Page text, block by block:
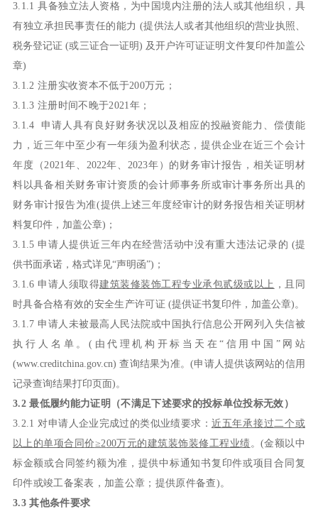
3.1.1 具备独立法人资格，为中国境内注册的法人或其他组织，具
有独立承担民事责任的能力 (提供法人或者其他组织的营业执照、
税务登记证 (或三证合一证明) 及开户许可证证明文件复印件加盖公
章)
3.1.2 注册实收资本不低于200万元；
3.1.3 注册时间不晚于2021年；
3.1.4 申请人具有良好财务状况以及相应的投融资能力、偿债能
力，近三年中至少有一年须为盈利状态，提供企业在近三个会计
年度（2021年、 2022年、2023年）的财务审计报告，相关证明材
料以具备相关财务审计资质的会计师事务所或审计事务所出具的
财务审计报告为准(提供上述三年度经审计的财务报告相关证明材
料复印件，加盖公章)；
3.1.5 申请人提供近三年内在经营活动中没有重大违法记录的 (提
供书面承诺，格式详见“声明函”)；
3.1.6 申请人须取得建筑装修装饰工程专业承包贰级或 以上 ，且同
时具备合格有效的安全生产许可证 (提供证书复印件，加盖公章)。
3.1.7 申请人未被最高人民法院或中国执行信息公开网列入失信被
执行人名单。(由代理机构开标当天在“信用中国”网站
(www.creditchina.gov.cn) 查询结果为准。(申请人提供该网站的信用
记录查询结果打印页面)。
3.2 最低履约能力证明（不满足下述要求的投标单位投标无效）
3.2.1对申请人企业完成过的类似业绩要求： 近五年承接过二个或
以上的单项合同价≥200万元的建筑装饰装修工程业绩。(金额以中
标金额或合同签约额为准，提供中标通知书复印件或项目合同复
印件或竣工备案表，加盖公章；提供原件备查)。
3.3 其他条件要求